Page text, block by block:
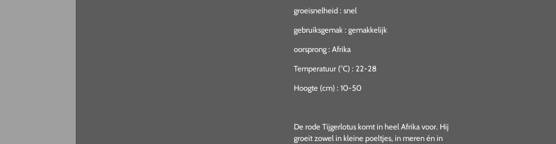
groeisnelheid:snel
gebruiksgemak:gemakkelijk
oorsprong:Afrika
Temperatuur (°C) : 22-28
Hoogte (cm) :10-50
De rode Tijgerlotus komt in heel Afrika voor. Hij
groeit zowel in kleine poeltjes, in meren én in